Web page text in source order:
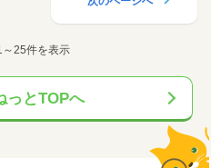
～25件を表示
っとTOPへ